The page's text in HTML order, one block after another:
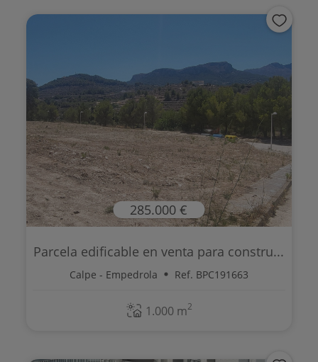
285.000 €
Parcela edificable en venta para constru...
Calpe - Empedrola Ref. BPC191663
1.000 m2